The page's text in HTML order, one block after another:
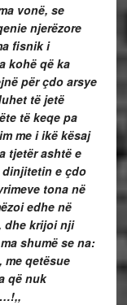
vonë, se
njerëzore
fisnik i
kohë që ka
për çdo arsye
të jetë
të keqe pa
me i ikë kësaj
tjetër ashtë e
dinjitetin e çdo
tona në
edhe në
dhe krijoi nji
shumë se na:
me qetësue
që nuk